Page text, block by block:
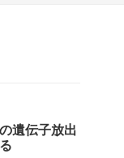
遺伝子放出